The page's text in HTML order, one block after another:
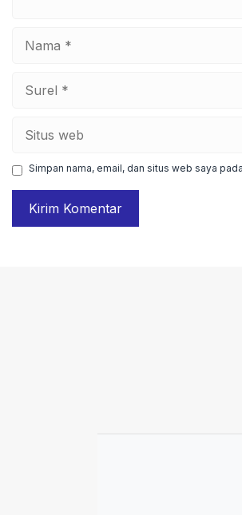
web
Simpan nama, email, dan situs web saya